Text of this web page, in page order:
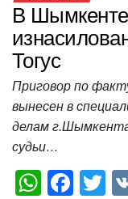
В Шымкенте
Тогус
Приговор по
вынесен в
делам
судьи…
W
F
T